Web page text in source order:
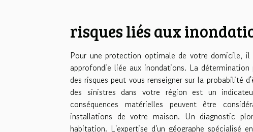
risques liés aux
Pour une protection optimale de votre domicile,
approfondie liée aux inondations. La
des risques peut vous renseigner sur la probabilité
des sinistres dans votre région est un
conséquences matérielles peuvent être
installations de votre maison. Un diagnostic
habitation. L'expertise d'un géographe spécialisé